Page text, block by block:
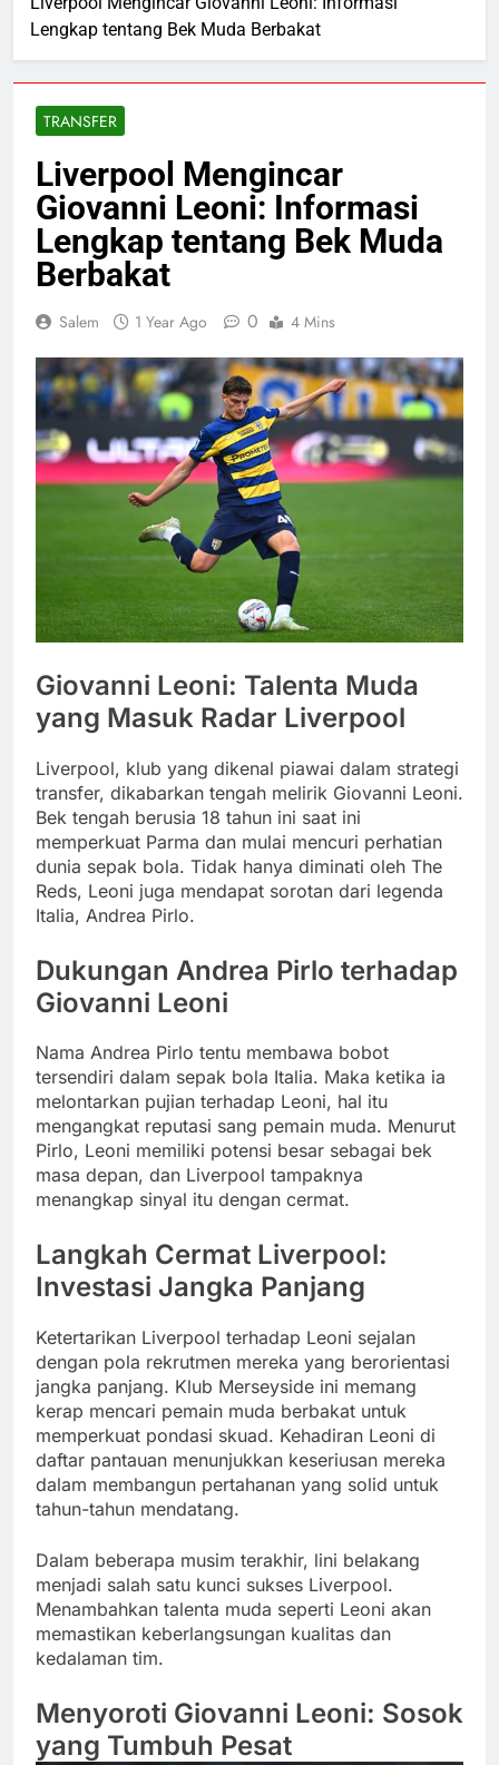
Lengkap tentang Bek Muda Berbakat
TRANSFER
Liverpool Mengincar
Giovanni Leoni: Informasi
Lengkap tentang Bek Muda
Berbakat
Salem 1 Year Ago 0 4 Mins
Giovanni Leoni: Talenta Muda
yang Masuk Radar Liverpool
Liverpool, klub yang dikenal piawai dalam strategi
transfer, dikabarkan tengah melirik Giovanni Leoni.
Bek tengah berusia 18 tahun ini saat ini
memperkuat Parma dan mulai mencuri perhatian
dunia sepak bola. Tidak hanya diminati oleh The
Reds, Leoni juga mendapat sorotan dari legenda
Italia, Andrea Pirlo.
Dukungan Andrea Pirlo terhadap
Giovanni Leoni
Nama Andrea Pirlo tentu membawa bobot
tersendiri dalam sepak bola Italia. Maka ketika ia
melontarkan pujian terhadap Leoni, hal itu
mengangkat reputasi sang pemain muda. Menurut
Pirlo, Leoni memiliki potensi besar sebagai bek
masa depan, dan Liverpool tampaknya
menangkap sinyal itu dengan cermat.
Langkah Cermat Liverpool:
Investasi Jangka Panjang
Ketertarikan Liverpool terhadap Leoni sejalan
dengan pola rekrutmen mereka yang berorientasi
jangka panjang. Klub Merseyside ini memang
kerap mencari pemain muda berbakat untuk
memperkuat pondasi skuad. Kehadiran Leoni di
daftar pantauan menunjukkan keseriusan mereka
dalam membangun pertahanan yang solid untuk
tahun-tahun mendatang.
Dalam beberapa musim terakhir, lini belakang
menjadi salah satu kunci sukses Liverpool.
Menambahkan talenta muda seperti Leoni akan
memastikan keberlangsungan kualitas dan
kedalaman tim.
Menyoroti Giovanni Leoni: Sosok
yang Tumbuh Pesat